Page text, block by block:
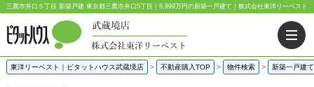
三鷹市井口５丁目 新築戸建 東京都三鷹市井口5丁目｜8,999万円の新築一戸建て｜株式会社東洋リーベスト
東洋リーベスト｜ピタットハウス武蔵境店 > 不動産購入TOP > 物件検索 > 新築一戸建て